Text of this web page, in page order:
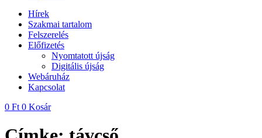
Hírek
Szakmai tartalom
Felszerelés
Előfizetés
Nyomtatott újság
Digitális újság
Webáruház
Kapcsolat
0 Ft 0 Kosár